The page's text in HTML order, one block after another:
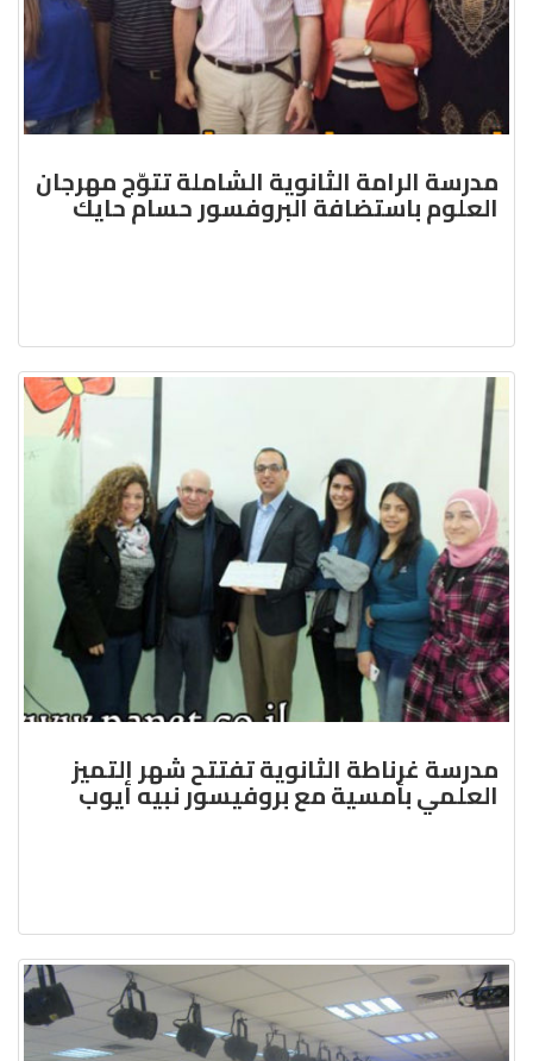
مدرسة الرامة الثانوية الشاملة تتوّج مهرجان
العلوم باستضافة البروفسور حسام حايك
مدرسة غرناطة الثانوية تفتتح شهر التميز
العلمي بأمسية مع بروفيسور نبيه أيوب